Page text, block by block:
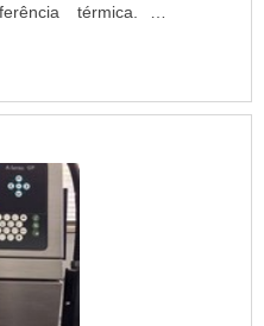
térmica. A
está disponível em
Basic, Advanced,
Conheça mais